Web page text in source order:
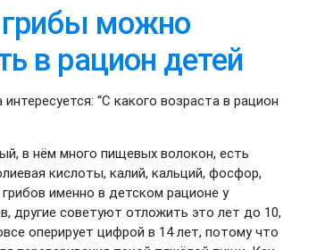
грибы можно
в рацион детей
“С какого возраста в рацион
в нём много пищевых волокон, есть
кислоты, калий, кальций, фосфор,
именно в детском рационе у
другие советуют отложить это лет до 10,
оперирует цифрой в 14 лет, потому что